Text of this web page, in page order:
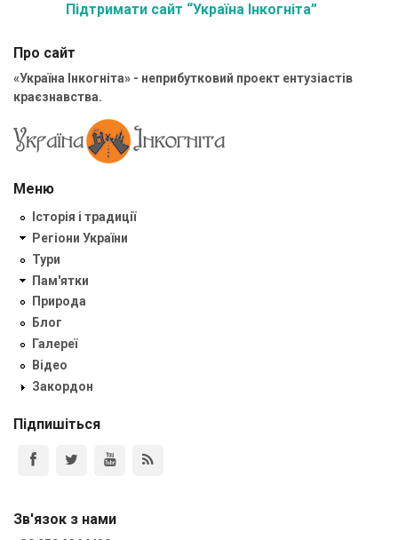
Підтримати сайт “Україна Інкогніта”
Про сайт
«Україна Інкогніта» - неприбутковий проект ентузіастів
краєзнавства.
Меню
Історія і традиції
Регіони України
Тури
Пам'ятки
Природа
Блог
Галереї
Відео
Закордон
Підпишіться
Зв'язок з нами